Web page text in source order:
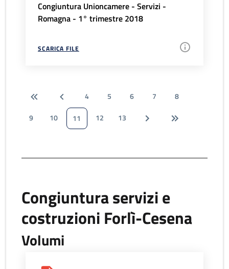
Congiuntura Unioncamere - Servizi -
Romagna - 1° trimestre 2018
SCARICA FILE
4 5 6 7
8
9
10 11 12 13
Congiuntura servizi e
costruzioni Forlì-Cesena
Volumi